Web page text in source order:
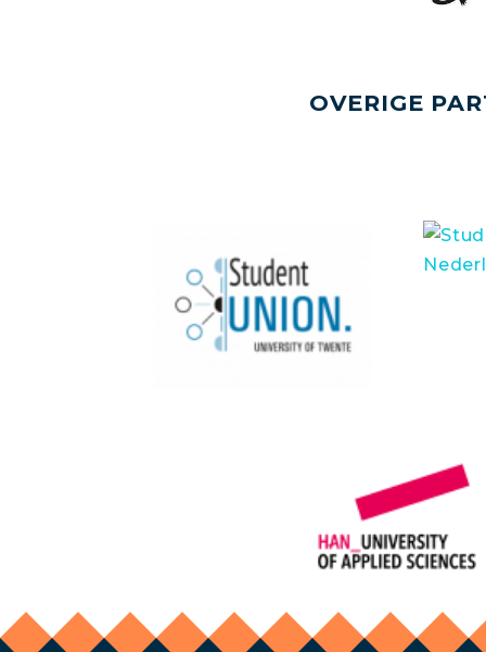
OVERIGE